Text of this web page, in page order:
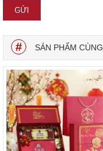
SẢN PHẨM